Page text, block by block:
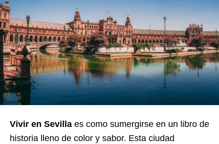
Vivir en Sevilla es como sumergirse en un libro de
historia lleno de color y sabor. Esta ciudad